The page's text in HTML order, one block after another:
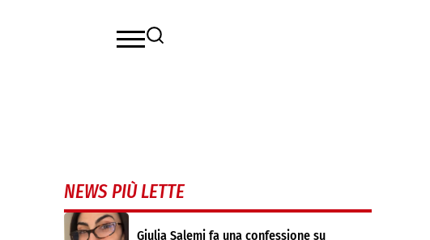
NEWS PIÙ LETTE
Giulia Salemi fa una confessione su